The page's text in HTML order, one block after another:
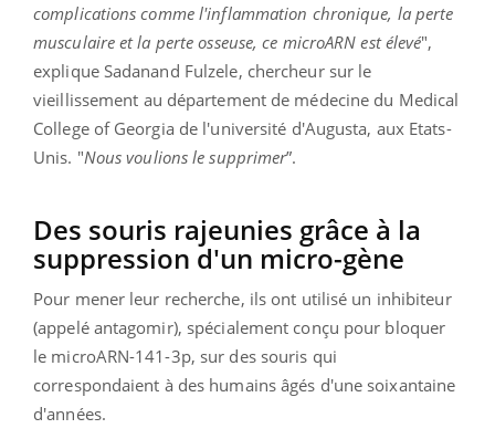
complications comme l'inflammation chronique, la perte
musculaire et la perte osseuse, ce microARN est élevé",
explique Sadanand Fulzele, chercheur sur le
vieillissement au département de médecine du Medical
College of Georgia de l'université d'Augusta, aux Etats-
Unis. "Nous voulions le supprimer”.
Des souris rajeunies grâce à la
suppression d'un micro-gène
Pour mener leur recherche, ils ont utilisé un inhibiteur
(appelé antagomir), spécialement conçu pour bloquer
le microARN-141-3p, sur des souris qui
correspondaient à des humains âgés d'une soixantaine
d'années.